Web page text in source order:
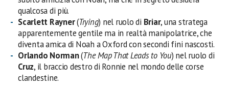
qualcosa di più.
Scarlett Rayner(Trying) nel ruolo di Briar, una stratega
apparentemente gentile ma in realtà manipolatrice, che
diventa amica di Noah a Oxford con secondi fini nascosti.
Orlando Norman(The Map That Leads to You) nel ruolo di
Cruz, il braccio destro di Ronnie nel mondo delle corse
clandestine.